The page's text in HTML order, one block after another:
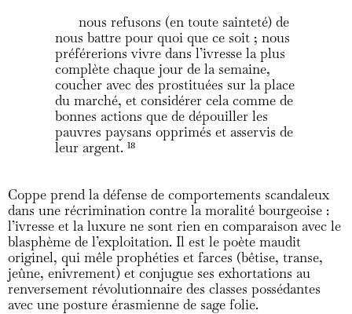
nous refusons (en toute sainteté) de
nous battre pour quoi que ce soit ; nous
préférerions vivre dans l’ivresse la plus
complète chaque jour de la semaine,
coucher avec des prostituées sur la place
du marché, et considérer cela comme de
bonnes actions que de dépouiller les
pauvres paysans opprimés et asservis de
leur argent. 18
Coppe prend la défense de comportements scandaleux
dans une récrimination contre la moralité bourgeoise :
l’ivresse et la luxure ne sont rien en comparaison avec le
blasphème de l’exploitation. Il est le poète maudit
originel, qui mêle prophéties et farces (bêtise, transe,
jeûne, enivrement) et conjugue ses exhortations au
renversement révolutionnaire des classes possédantes
avec une posture érasmienne de sage folie.